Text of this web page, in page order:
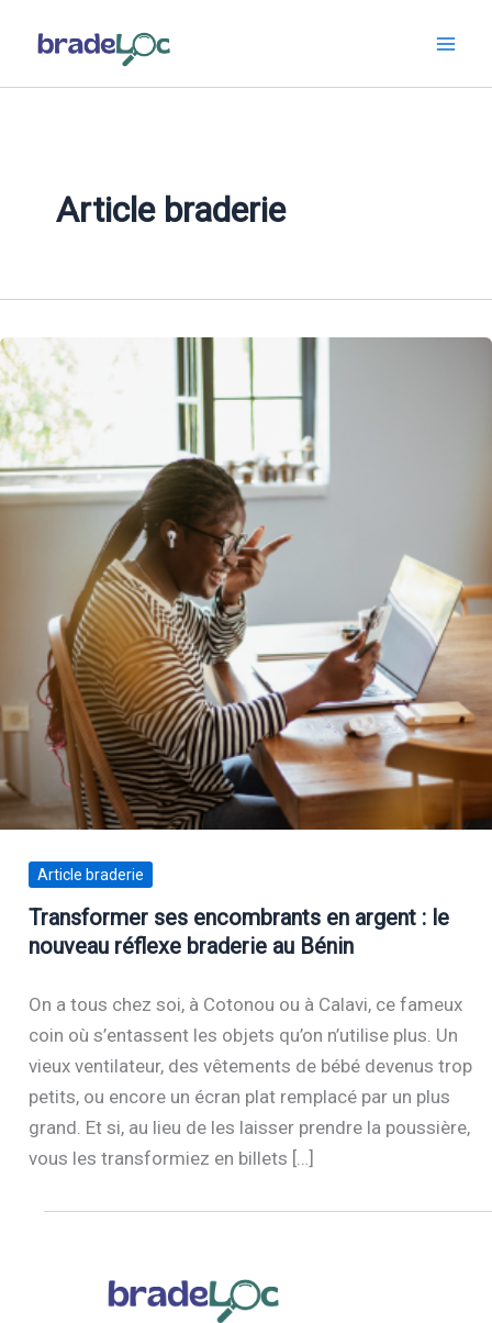
Article braderie
Article braderie
Transformer ses encombrants en argent : le
nouveau réflexe braderie au Bénin
On a tous chez soi, à Cotonou ou à Calavi, ce fameux
coin où s’entassent les objets qu’on n’utilise plus. Un
vieux ventilateur, des vêtements de bébé devenus trop
petits, ou encore un écran plat remplacé par un plus
grand. Et si, au lieu de les laisser prendre la poussière,
vous les transformiez en billets […]